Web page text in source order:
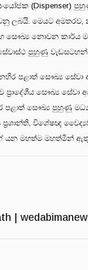
(Dispenser)
ලබයි. මෙයට අමතරව,
සෞඛ්‍ය නොවන කාර්ය
පුහුණු වැඩසටහන්
පළාත් සෞඛ්‍ය සේවා
සෞඛ්‍ය සේවා
සෞඛ්‍ය පුහුණු
විශේෂඥ
යන මහත්ම මහත්මීන්
|